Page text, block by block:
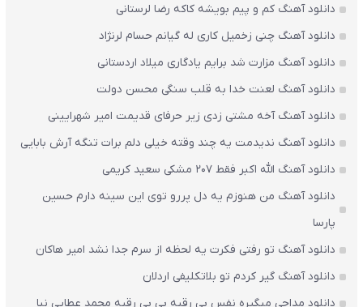
دانلود آهنگ کم و پیم بویشه کاکه رضا لرستانی
دانلود آهنگ چنی زخمیل کاری له گیانم حسام لرنژاد
دانلود آهنگ مزارت شد برایم یادگاری میلاد اردستانی
دانلود آهنگ لعنت خدا به قلب سنگی محسن دولت
دانلود آهنگ آخه مشتی زدی زیر حرفای قدیمت امیر شهرایینی
دانلود آهنگ ندیدمت یه چند وقته خیلی دلم برات تنگه آرش بابایی
دانلود آهنگ الله اکبر فقط 207 مشکی سعید کریمی
دانلود آهنگ من هنوزم یه دل پررو توی این سینه دارم حسین
پارسا
دانلود آهنگ تو رفتی فکرت یه لحظه از سرم جدا نشد امیر هاکان
دانلود آهنگ گیر کردم تو بلاتکلیفی اردلان
دانلود مداحی میگیره نفس بی رقیه بی بی رقیه محمد عطایی نیا